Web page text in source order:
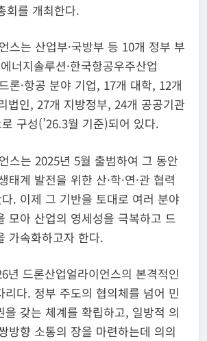
회를 개최한다.
스는 산업부·국방부 등 10개 정부 부
너지솔루션·한국항공우주산업
론·항공 분야 기업, 17개 대학, 12개
법인, 27개 지방정부, 24개 공공기관
구성(’26.3월 기준)되어 있다.
스는 2025년 5월 출범하여 그 동안
태계 발전을 위한 산·학·연·관 협력
. 이제 그 기반을 토대로 여러 분야
모아 산업의 영세성을 극복하고 드
가속화하고자 한다.
년 드론산업얼라이언스의 본격적인
리다. 정부 주도의 협의체를 넘어 민
을 갖는 체계를 확립하고, 일방적 의
방향 소통의 장을 마련하는데 의의